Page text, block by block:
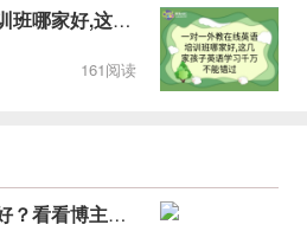
一对一外教在线英语培训班哪家好,这几家孩子英语学习千万不能错
161阅读
幼儿线上英语启蒙哪个好？看看博主推荐的！